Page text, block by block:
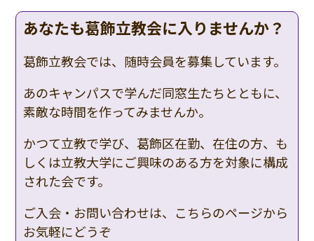
あなたも葛飾立教会に入りませんか？
葛飾立教会では、随時会員を募集しています。
あのキャンパスで学んだ同窓生たちとともに、
素敵な時間を作ってみませんか。
かつて立教で学び、葛飾区在勤、在住の方、も
しくは立教大学にご興味のある方を対象に構成
された会です。
ご入会・お問い合わせは、こちらのページから
お気軽にどうぞ